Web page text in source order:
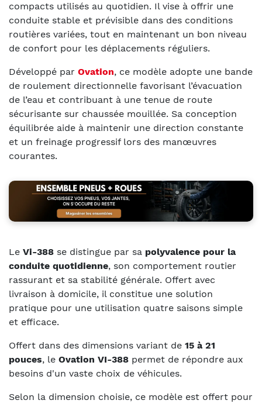
compacts utilisés au quotidien. Il vise à offrir une
conduite stable et prévisible dans des conditions
routières variées, tout en maintenant un bon niveau
de confort pour les déplacements réguliers.
Développé par Ovation, ce modèle adopte une bande
de roulement directionnelle favorisant l’évacuation
de l’eau et contribuant à une tenue de route
sécurisante sur chaussée mouillée. Sa conception
équilibrée aide à maintenir une direction constante
et un freinage progressif lors des manœuvres
courantes.
Le Vi-388 se distingue par sa polyvalence pour la
conduite quotidienne, son comportement routier
rassurant et sa stabilité générale. Offert avec
livraison à domicile, il constitue une solution
pratique pour une utilisation quatre saisons simple
et efficace.
Offert dans des dimensions variant de 15 à 21
pouces, le Ovation VI-388 permet de répondre aux
besoins d'un vaste choix de véhicules.
Selon la dimension choisie, ce modèle est offert pour